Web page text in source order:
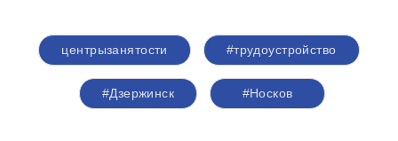
центрызанятости #трудоустройство
#Дзержинск #Носков